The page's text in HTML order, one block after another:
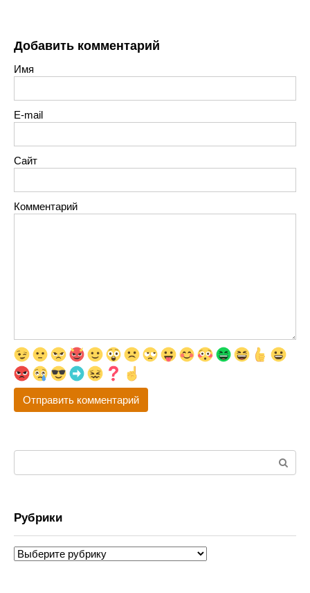
Добавить комментарий
Имя
E-mail
Сайт
Комментарий
Рубрики
Рубрики